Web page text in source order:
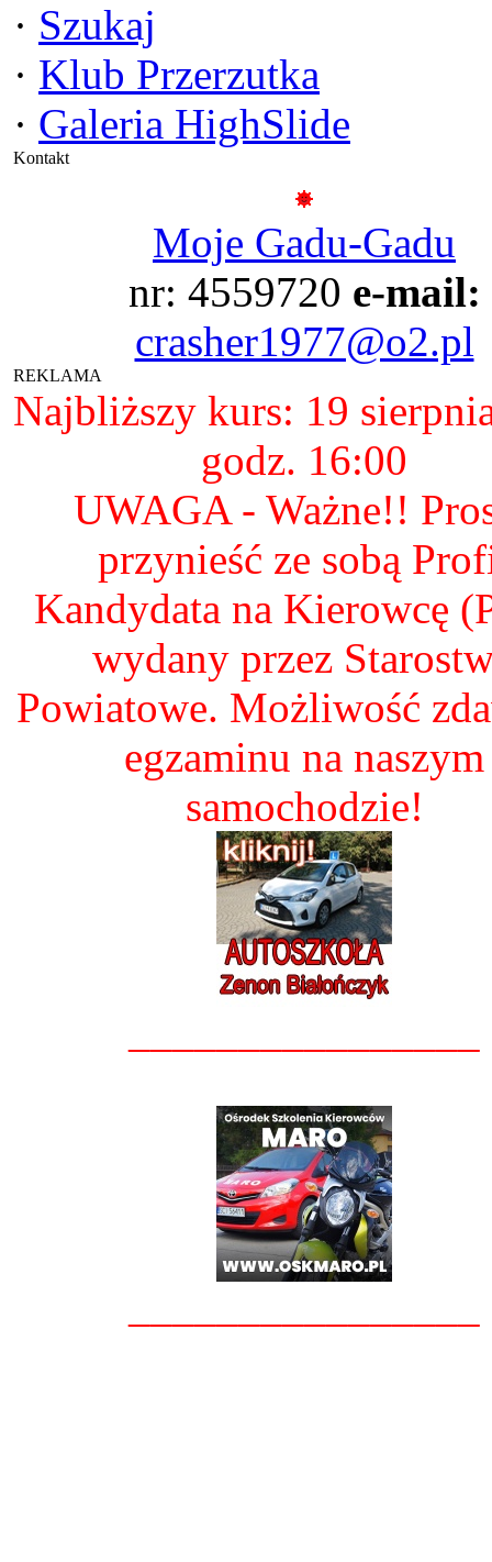
· Szukaj
· Klub Przerzutka
· Galeria HighSlide
Kontakt
Moje Gadu-Gadu
nr: 4559720 e-mail:
crasher1977@o2.pl
REKLAMA
Najbliższy kurs: 19
godz. 16:00
UWAGA - Ważne!!
przynieść ze sobą
Kandydata na Kierowcę
wydany przez
Powiatowe. Możliwość
egzaminu na naszym
samochodzie!